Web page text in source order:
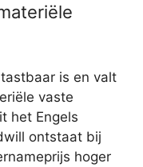
is en valt
vaste
het Engels
ontstaat bij
hoger